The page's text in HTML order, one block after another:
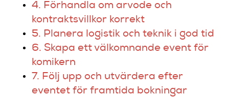
4. Förhandla om arvode och
kontraktsvillkor korrekt
5. Planera logistik och teknik i god tid
6. Skapa ett välkomnande event för
komikern
7. Följ upp och utvärdera efter
eventet för framtida bokningar